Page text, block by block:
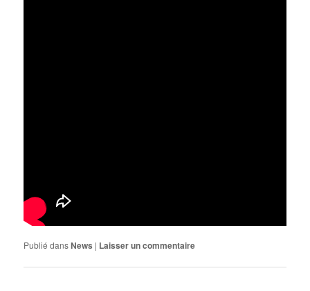
Publié dansNews | Laisser un commentaire